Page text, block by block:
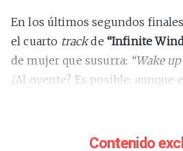
En los últimos segundos
el cuarto trackde “Infinite
de mujer que susurra: “Wake
¿Al oyente? Es posible, aunque
vuelva a la realidad. Sea como
Contenido